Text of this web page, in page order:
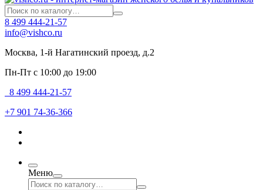
8 499 444-21-57
info@vishco.ru
Москва, 1-й Нагатинский проезд, д.2
Пн-Пт с 10:00 до 19:00
8 499 444-21-57
+7 901 74-36-366
Меню